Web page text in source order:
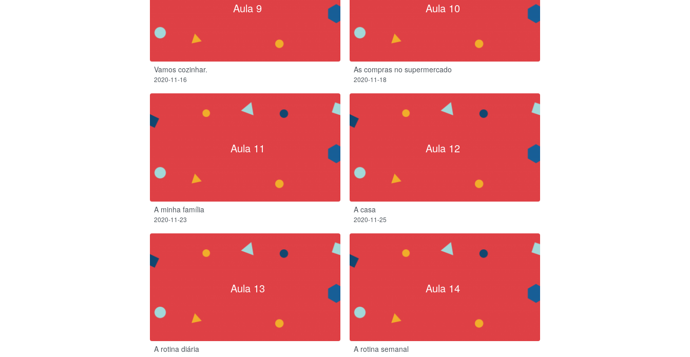
Aula 9
Vamos cozinhar.
2020-11-16
Aula 10
As compras no supermercado
2020-11-18
Aula 11
A minha família
2020-11-23
Aula 12
A casa
2020-11-25
Aula 13
A rotina diária
Aula 14
A rotina semanal